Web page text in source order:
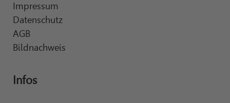
Impressum
Datenschutz
AGB
Bildnachweis
Infos